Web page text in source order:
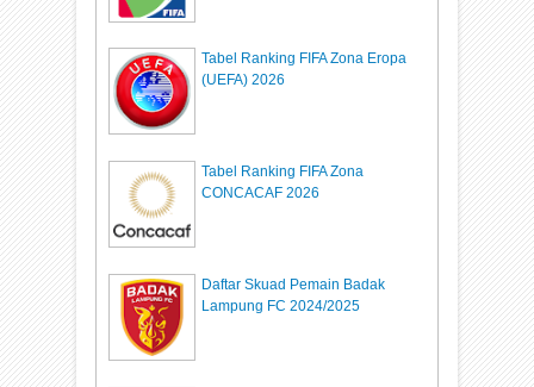
Tabel Ranking FIFA Zona Eropa
(UEFA) 2026
Tabel Ranking FIFA Zona
CONCACAF 2026
Daftar Skuad Pemain Badak
Lampung FC 2024/2025